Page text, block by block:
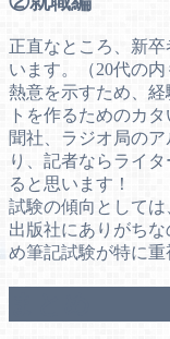
正直なところ、新
います。（20代の内
熱意を示すため、
トを作るためのカ
聞社、ラジオ局の
り、記者ならライ
ると思います！
試験の傾向としては
出版社にありがち
め筆記試験が特に重